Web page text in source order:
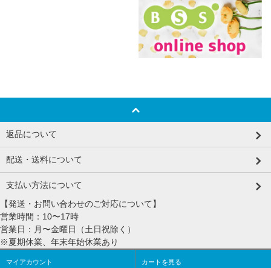
返品について
配送・送料について
支払い方法について
【発送・お問い合わせのご対応について】
営業時間：10〜17時
営業日：月〜金曜日（土日祝除く）
※夏期休業、年末年始休業あり
マイアカウント カートを見る